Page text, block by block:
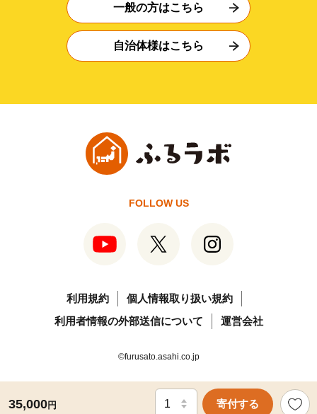
35,000円 寄付する
一般の方はこちら
自治体様はこちら
FOLLOW US
利用規約
個人情報取り扱い規約
利用者情報の外部送信について
運営会社
©furusato.asahi.co.jp